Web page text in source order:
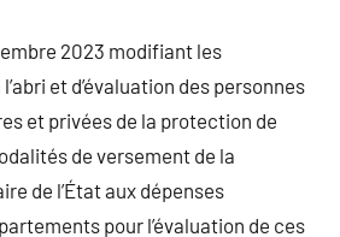
2023 modifiant les
et d’évaluation des personnes
et privées de la protection de
de versement de la
de l’État aux dépenses
pour l’évaluation de ces